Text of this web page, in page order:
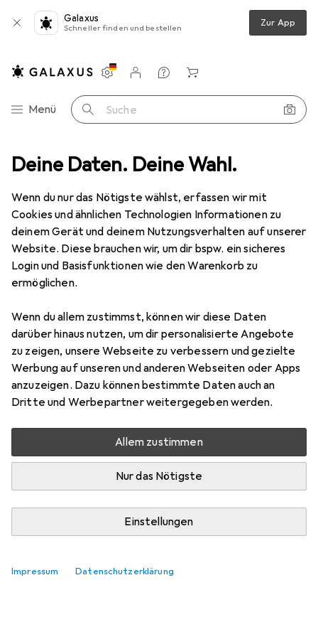
Deine Daten. Deine Wahl.
Wenn du nur das Nötigste wählst, erfassen wir mit
Cookies und ähnlichen Technologien Informationen zu
deinem Gerät und deinem Nutzungsverhalten auf unserer
Website. Diese brauchen wir, um dir bspw. ein sicheres
Login und Basisfunktionen wie den Warenkorb zu
ermöglichen.
Wenn du allem zustimmst, können wir diese Daten
darüber hinaus nutzen, um dir personalisierte Angebote
zu zeigen, unsere Webseite zu verbessern und gezielte
Werbung auf unseren und anderen Webseiten oder Apps
anzuzeigen. Dazu können bestimmte Daten auch an
Dritte und Werbepartner weitergegeben werden.
Allem zustimmen
Nur das Nötigste
Einstellungen
Impressum Datenschutzerklärung
Galaxus
Schneller finden und bestellen Zur App
Navigation nach Kategorien
Menü Suche
Einstellungen
Kundenkonto
Vergleichslisten
Merklisten
Warenkorb
Kindermöbel Kinderbett vidaXL Xadorar
vidaXL Xadorar
Zubehör für vidaXL Xadorar
Xadorar.
Relevanz
Produktliste
Keine Produkte gefunden